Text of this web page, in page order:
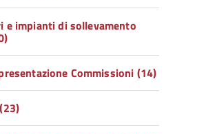
e impianti di sollevamento
Commissioni (14)